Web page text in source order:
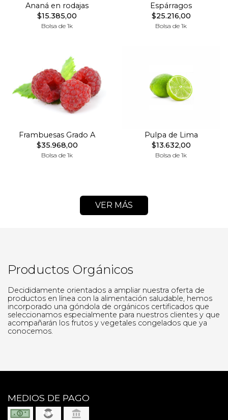
Ananá en rodajas
$15.385,00
Bolsa de 1k
Espárragos
$25.216,00
Bolsa de 1k
Frambuesas Grado A
$35.968,00
Bolsa de 1k
Pulpa de Lima
$13.632,00
Bolsa de 1k
VER MÁS
Productos Orgánicos
Decididamente orientados a ampliar nuestra oferta de
productos en línea con la alimentación saludable, hemos
incorporado una góndola de orgánicos certificados que
seleccionamos especialmente para nuestros clientes y que
acompañarán los frutos y vegetales congelados que ya
conocemos.
MEDIOS DE PAGO